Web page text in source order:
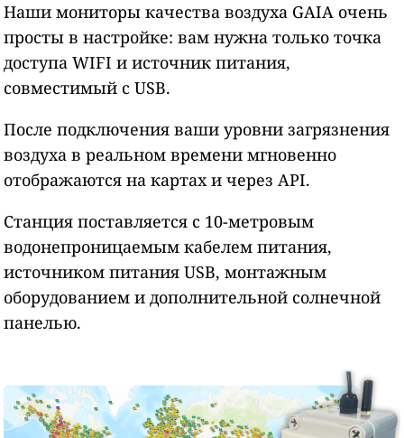
Наши мониторы качества воздуха GAIA очень
просты в настройке: вам нужна только точка
доступа WIFI и источник питания,
совместимый с USB.
После подключения ваши уровни загрязнения
воздуха в реальном времени мгновенно
отображаются на картах и через API.
Станция поставляется с 10-метровым
водонепроницаемым кабелем питания,
источником питания USB, монтажным
оборудованием и дополнительной солнечной
панелью.